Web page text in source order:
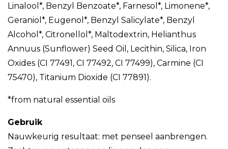
Linalool*, Benzyl Benzoate*, Farnesol*, Limonene*,
Geraniol*, Eugenol*, Benzyl Salicylate*, Benzyl
Alcohol*, Citronellol*, Maltodextrin, Helianthus
Annuus (Sunflower) Seed Oil, Lecithin, Silica, Iron
Oxides (CI 77491, CI 77492, CI 77499), Carmine (CI
75470), Titanium Dioxide (CI 77891).
*from natural essential oils
Gebruik
Nauwkeurig resultaat: met penseel aanbrengen.